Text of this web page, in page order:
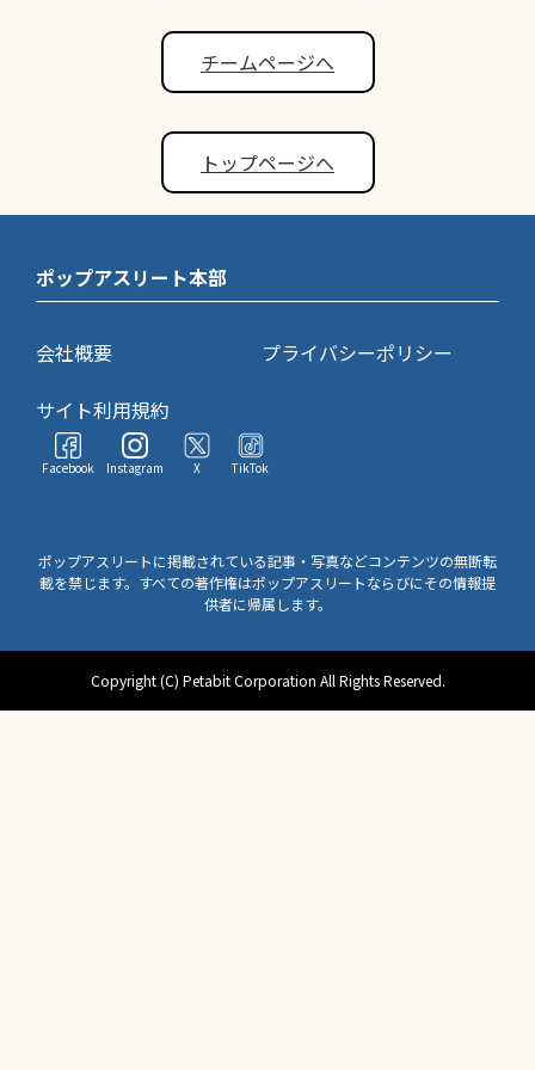
チームページへ
トップページへ
ポップアスリート本部
会社概要
プライバシーポリシー
サイト利用規約
Facebook Instagram X TikTok
ポップアスリートに掲載されている記事・写真などコンテンツの無断転
載を禁じます。すべての著作権はポップアスリートならびにその情報提
供者に帰属します。
Copyright (C) Petabit Corporation All Rights Reserved.